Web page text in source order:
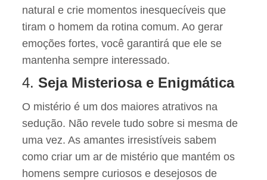
natural e crie momentos inesquecíveis que
tiram o homem da rotina comum. Ao gerar
emoções fortes, você garantirá que ele se
mantenha sempre interessado.
4.Seja Misteriosa e Enigmática
O mistério é um dos maiores atrativos na
sedução. Não revele tudo sobre si mesma de
uma vez. As amantes irresistíveis sabem
como criar um ar de mistério que mantém os
homens sempre curiosos e desejosos de